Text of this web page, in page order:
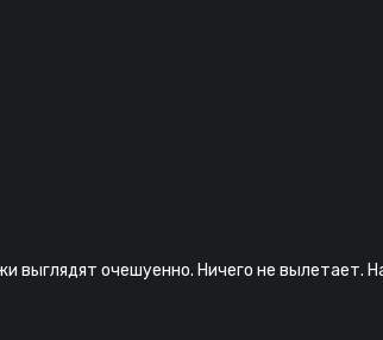
выглядят очешуенно. Ничего не вылетает.